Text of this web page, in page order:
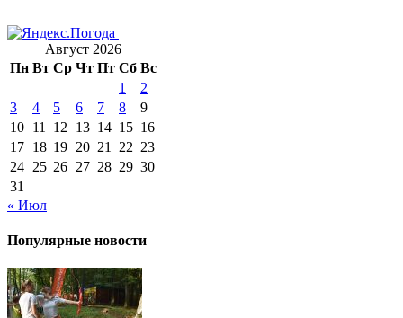
Август 2026
Пн Вт Ср Чт Пт Сб Вс
1
2
3
4 5 6 7 8
9
10 11 12 13 14 15 16
17 18 19 20 21 22 23
24 25 26 27 28 29 30
31
« Июл
Популярные новости